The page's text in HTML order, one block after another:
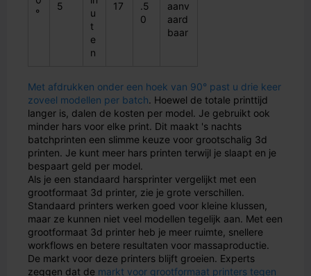
°
5
u
t
e
n
17
.5
0
aanv
aard
baar
Met afdrukken onder een hoek van 90° past u drie keer
zoveel modellen per batch. Hoewel de totale printtijd
langer is, dalen de kosten per model. Je gebruikt ook
minder hars voor elke print. Dit maakt 's nachts
batchprinten een slimme keuze voor grootschalig 3d
printen. Je kunt meer hars printen terwijl je slaapt en je
bespaart geld per model.
Als je een standaard harsprinter vergelijkt met een
grootformaat 3d printer, zie je grote verschillen.
Standaard printers werken goed voor kleine klussen,
maar ze kunnen niet veel modellen tegelijk aan. Met een
grootformaat 3d printer heb je meer ruimte, snellere
workflows en betere resultaten voor massaproductie.
De markt voor deze printers blijft groeien. Experts
zeggen dat de markt voor grootformaat printers tegen